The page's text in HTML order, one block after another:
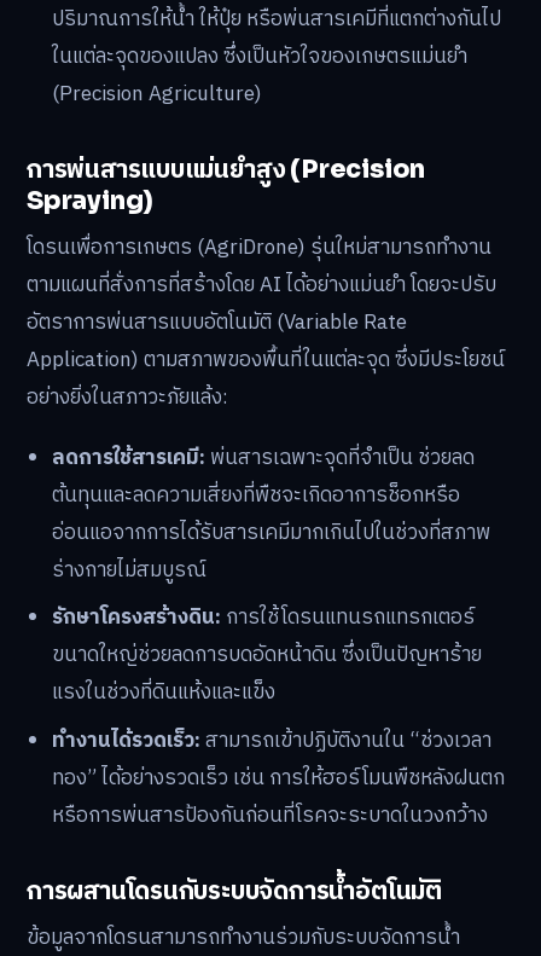
ปริมาณการให้น้ำ ให้ปุ๋ย หรือพ่นสารเคมีที่แตกต่างกันไป
ในแต่ละจุดของแปลง ซึ่งเป็นหัวใจของเกษตรแม่นยำ
(Precision Agriculture)
การพ่นสารแบบแม่นยำสูง (Precision
Spraying)
โดรนเพื่อการเกษตร (AgriDrone) รุ่นใหม่สามารถทำงาน
ตามแผนที่สั่งการที่สร้างโดย AI ได้อย่างแม่นยำ โดยจะปรับ
อัตราการพ่นสารแบบอัตโนมัติ (Variable Rate
Application) ตามสภาพของพื้นที่ในแต่ละจุด ซึ่งมีประโยชน์
อย่างยิ่งในสภาวะภัยแล้ง:
ลดการใช้สารเคมี: พ่นสารเฉพาะจุดที่จำเป็น ช่วยลด
ต้นทุนและลดความเสี่ยงที่พืชจะเกิดอาการช็อกหรือ
อ่อนแอจากการได้รับสารเคมีมากเกินไปในช่วงที่สภาพ
ร่างกายไม่สมบูรณ์
รักษาโครงสร้างดิน: การใช้โดรนแทนรถแทรกเตอร์
ขนาดใหญ่ช่วยลดการบดอัดหน้าดิน ซึ่งเป็นปัญหาร้าย
แรงในช่วงที่ดินแห้งและแข็ง
ทำงานได้รวดเร็ว:สามารถเข้าปฏิบัติงานใน “ช่วงเวลา
ทอง” ได้อย่างรวดเร็ว เช่น การให้ฮอร์โมนพืชหลังฝนตก
หรือการพ่นสารป้องกันก่อนที่โรคจะระบาดในวงกว้าง
การผสานโดรนกับระบบจัดการน้ำอัตโนมัติ
ข้อมูลจากโดรนสามารถทำงานร่วมกับระบบจัดการน้ำ